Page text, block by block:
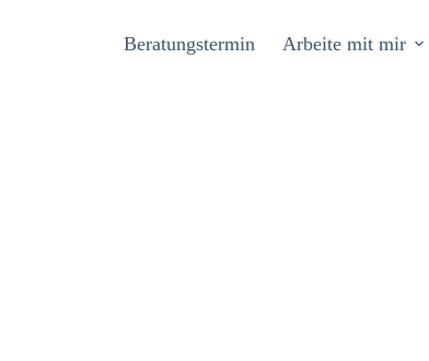
Beratungstermin Arbeite mit mir